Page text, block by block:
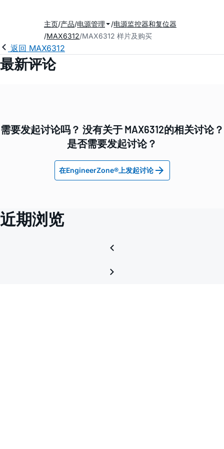
主页 产品 电源管理
电源监控器和复位器
MAX6312 MAX6312 样片及购买
返回 MAX6312
最新评论
需要发起讨论吗？ 没有关于 MAX6312的相关讨论？
是否需要发起讨论？
在EngineerZone®上发起讨论
近期浏览